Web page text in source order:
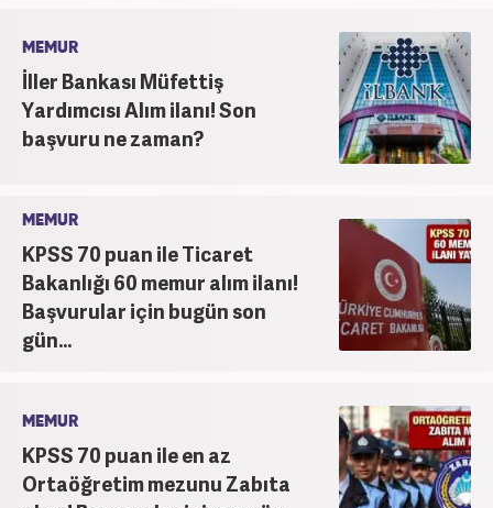
MEMUR
İller Bankası Müfettiş
Yardımcısı Alım ilanı! Son
başvuru ne zaman?
MEMUR
KPSS 70 puan ile Ticaret
Bakanlığı 60 memur alım ilanı!
Başvurular için bugün son
gün...
MEMUR
KPSS 70 puan ile en az
Ortaöğretim mezunu Zabıta